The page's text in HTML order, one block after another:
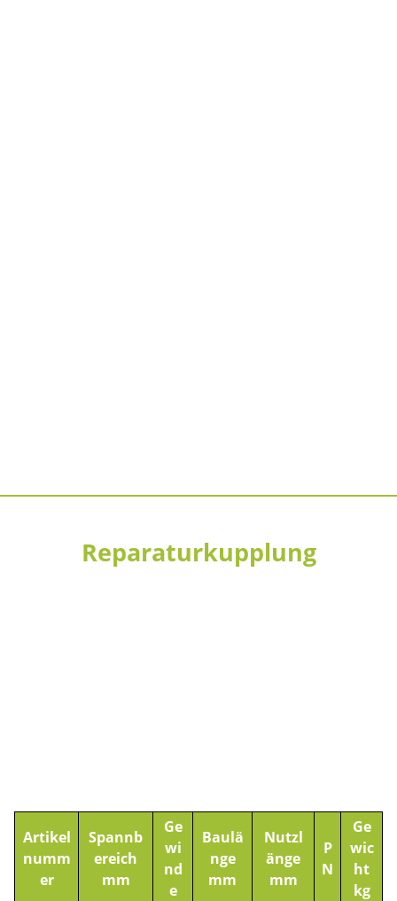
Reparaturkupplung
Artikel
numm
er
Spannb
ereich
mm
Ge
wi
nd
e
Baulä
nge
mm
Nutzl
änge
mm
P
N
Ge
wic
ht
kg